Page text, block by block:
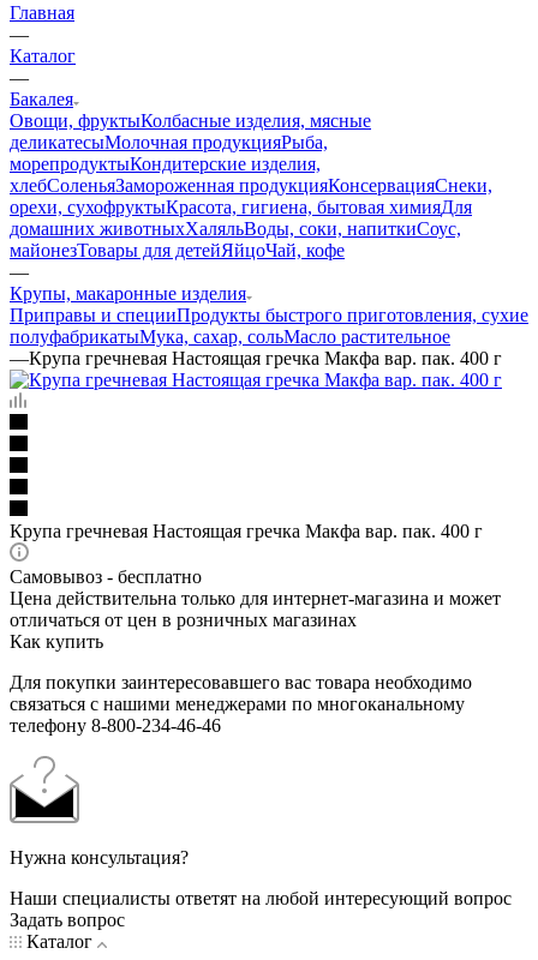
Главная
—
Каталог
—
Бакалея
Овощи, фруктыКолбасные изделия, мясные
деликатесыМолочная продукцияРыба,
морепродуктыКондитерские изделия,
хлебСоленьяЗамороженная продукцияКонсервацияСнеки,
орехи, сухофруктыКрасота, гигиена, бытовая химияДля
домашних животныхХаляльВоды, соки, напиткиСоус,
майонезТовары для детейЯйцоЧай, кофе
—
Крупы, макаронные изделия
Приправы и специиПродукты быстрого приготовления, сухие
полуфабрикатыМука, сахар, сольМасло растительное
—Крупа гречневая Настоящая гречка Макфа вар. пак. 400 г
Крупа гречневая Настоящая гречка Макфа вар. пак. 400 г
Самовывоз - бесплатно
Цена действительна только для интернет-магазина и может
отличаться от цен в розничных магазинах
Как купить
Для покупки заинтересовавшего вас товара необходимо
связаться с нашими менеджерами по многоканальному
телефону 8-800-234-46-46
Нужна консультация?
Наши специалисты ответят на любой интересующий вопрос
Задать вопрос
Каталог